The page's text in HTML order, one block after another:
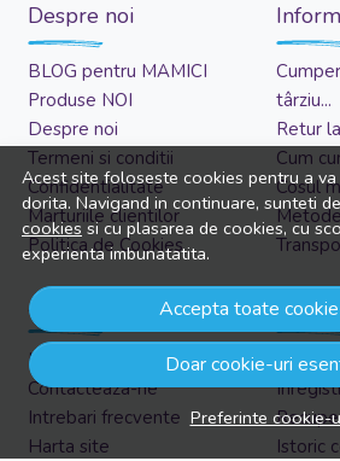
Acest site foloseste cookies pentru a
dorita. Navigand in continuare, sunteti
cookiessi cu plasarea de cookies, cu
experienta imbunatatita.
Accepta toate
Doar cookie-uri
Preferinte cookie-
Despre noi
BLOG pentru MAMICI
Produse NOI
Despre noi
Termeni si conditii
Confidentialitate
Marturiile clientilor
Politica de Cookies
târziu...
Retur
Cum
Cosul
Asistenta
Informatii legale
Contacteaza-ne
Intrebari frecvente
Harta site
Cont
Contul
Istoric